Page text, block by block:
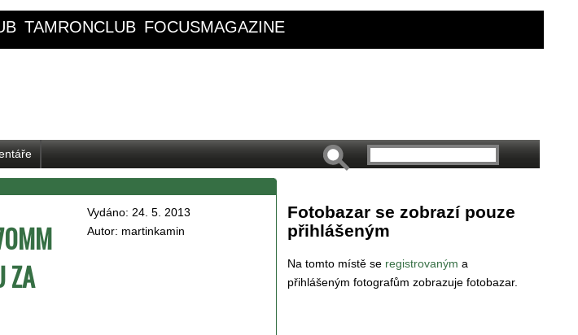
TAMRONCLUB FOCUSMAGAZINE
ZA
Vydáno: 24. 5. 2013
Autor: martinkamin
Fotobazar se zobrazí pouze
přihlášeným
Na tomto místě se registrovaným a
přihlášeným fotografům zobrazuje fotobazar.